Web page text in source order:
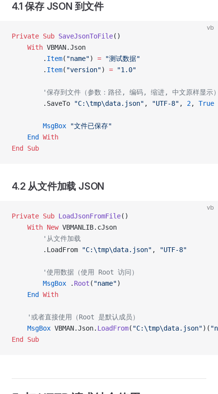
4.1 保存 JSON 到文件
vb
Private Sub SaveJsonToFile()
    With
VBMAN.Json
        .
Item( "name") = "测试数据"
        .
Item( "version") = "1.0"
'保存到文件（参数：路径, 编码, 缩进, 中文原样显示
        .SaveTo
"C:\tmp\data.json" , "UTF-8" , 2, True
        MsgBox
"文件已保存"
    End
With
End Sub
4.2 从文件加载 JSON
vb
Private Sub LoadJsonFromFile()
    With New
VBMANLIB.cJson
        '从文件加载
        .LoadFrom
"C:\tmp\data.json" , "UTF-8"
        '使用数据（使用 Root 访问）
        MsgBox
. Root ( "name")
    End
With
    '或者直接使用（Root 是默认成员）
    MsgBox
VBMAN.Json. LoadFrom( "C:\tmp\data.json")(
End Sub